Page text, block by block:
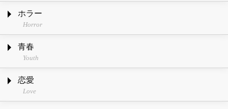
ホラー
Horror
青春
Youth
恋愛
Love